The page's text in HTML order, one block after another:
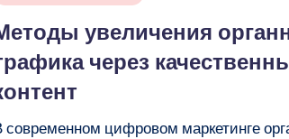
увеличения
через
современном цифровом маркетинге